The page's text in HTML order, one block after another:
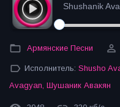
Shushanik
Армянские Песни
Исполнитель: Shusho
Avagyan, Шушаник Авакян